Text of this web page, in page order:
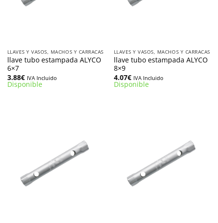
LLAVES Y VASOS, MACHOS Y CARRACAS
llave tubo estampada ALYCO
6×7
3.88€ IVA Incluido
Disponible
LLAVES Y VASOS, MACHOS Y CARRACAS
llave tubo estampada ALYCO
8×9
4.07€ IVA Incluido
Disponible